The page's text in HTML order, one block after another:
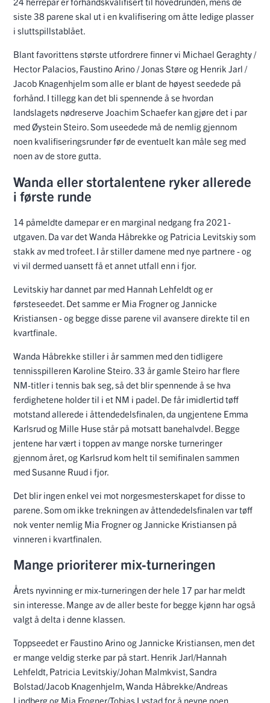
siste 38 parene skal ut i en kvalifisering om åtte ledige plasser
i sluttspillstablået.
Blant favorittens største utfordrere finner vi Michael Geraghty /
Hector Palacios, Faustino Arino / Jonas Støre og Henrik Jarl /
Jacob Knagenhjelm som alle er blant de høyest seedede på
forhånd. I tillegg kan det bli spennende å se hvordan
landslagets nødreserve Joachim Schaefer kan gjøre det i par
med Øystein Steiro. Som useedede må de nemlig gjennom
noen kvalifiseringsrunder før de eventuelt kan måle seg med
noen av de store gutta.
Wanda eller stortalentene ryker allerede
i første runde
14 påmeldte damepar er en marginal nedgang fra 2021-
utgaven. Da var det Wanda Håbrekke og Patricia Levitskiy som
stakk av med trofeet. I år stiller damene med nye partnere - og
vi vil dermed uansett få et annet utfall enn i fjor.
Levitskiy har dannet par med Hannah Lehfeldt og er
førsteseedet. Det samme er Mia Frogner og Jannicke
Kristiansen - og begge disse parene vil avansere direkte til en
kvartfinale.
Wanda Håbrekke stiller i år sammen med den tidligere
tennisspilleren Karoline Steiro. 33 år gamle Steiro har flere
NM-titler i tennis bak seg, så det blir spennende å se hva
ferdighetene holder til i et NM i padel. De får imidlertid tøff
motstand allerede i åttendedelsfinalen, da ungjentene Emma
Karlsrud og Mille Huse står på motsatt banehalvdel. Begge
jentene har vært i toppen av mange norske turneringer
gjennom året, og Karlsrud kom helt til semifinalen sammen
med Susanne Ruud i fjor.
Det blir ingen enkel vei mot norgesmesterskapet for disse to
parene. Som om ikke trekningen av åttendedelsfinalen var tøff
nok venter nemlig Mia Frogner og Jannicke Kristiansen på
vinneren i kvartfinalen.
Mange prioriterer mix-turneringen
Årets nyvinning er mix-turneringen der hele 17 par har meldt
sin interesse. Mange av de aller beste for begge kjønn har også
valgt å delta i denne klassen.
Toppseedet er Faustino Arino og Jannicke Kristiansen, men det
er mange veldig sterke par på start. Henrik Jarl/Hannah
Lehfeldt, Patricia Levitskiy/Johan Malmkvist, Sandra
Bolstad/Jacob Knagenhjelm, Wanda Håbrekke/Andreas
Lindberg og Mia Frogner/Tobias Lystad for å nevne noen.